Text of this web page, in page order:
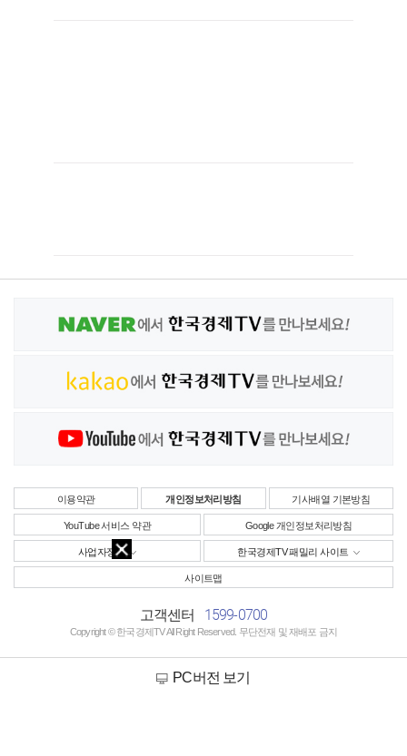
이용약관 개인정보처리방침 기사배열 기본방침
YouTube 서비스 약관 Google 개인정보처리방침
사업자정보 한국경제TV 패밀리 사이트
사이트맵
고객센터 1599-0700
Copyright © 한국경제TV All Right Reserved. 무단전재 및 재배포 금지
PC버전 보기